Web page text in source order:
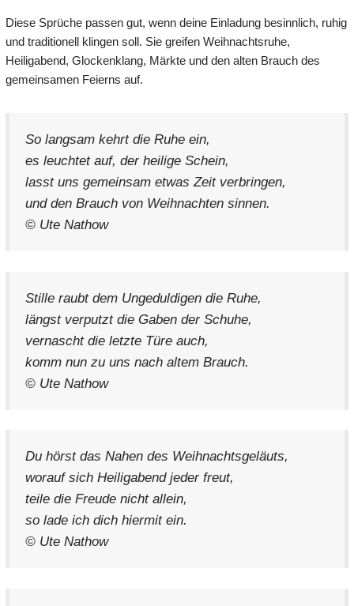
Diese Sprüche passen gut, wenn deine Einladung besinnlich, ruhig
und traditionell klingen soll. Sie greifen Weihnachtsruhe,
Heiligabend, Glockenklang, Märkte und den alten Brauch des
gemeinsamen Feierns auf.
So langsam kehrt die Ruhe ein,
es leuchtet auf, der heilige Schein,
lasst uns gemeinsam etwas Zeit verbringen,
und den Brauch von Weihnachten sinnen.
© Ute Nathow
Stille raubt dem Ungeduldigen die Ruhe,
längst verputzt die Gaben der Schuhe,
vernascht die letzte Türe auch,
komm nun zu uns nach altem Brauch.
© Ute Nathow
Du hörst das Nahen des Weihnachtsgeläuts,
worauf sich Heiligabend jeder freut,
teile die Freude nicht allein,
so lade ich dich hiermit ein.
© Ute Nathow